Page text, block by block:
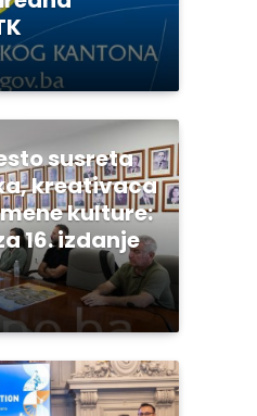
susreta
kreativaca
kulture:
16. izdanje